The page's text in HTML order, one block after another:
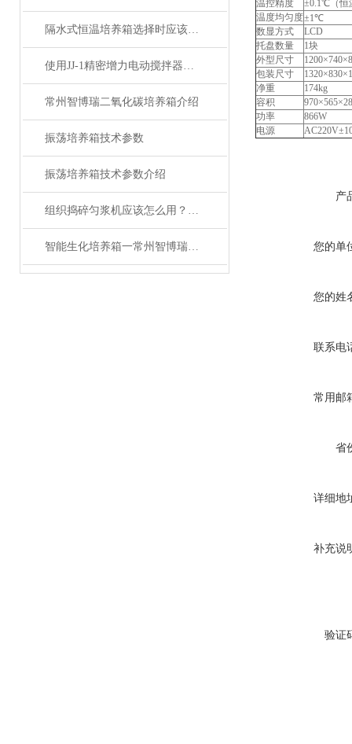
隔水式恒温培养箱选择时应该考虑的主要因素有哪些?
使用JJ-1精密增力电动搅拌器搅拌皂液的一些注意事项
常州智博瑞二氧化碳培养箱介绍
振荡培养箱技术参数
振荡培养箱技术参数介绍
组织捣碎匀浆机应该怎么用？这套方法值得学习！
智能生化培养箱一常州智博瑞仪器制造邮箱公司生产
温控精度
±0.1℃（恒
温度均匀度±1℃
数显方式
LCD
托盘数量
1块
外型尺寸
包装尺寸
净重
174kg
容积
功率
866W
电源
产
您的单
您的姓
联系电
常用邮
省
详细地
补充说
验证